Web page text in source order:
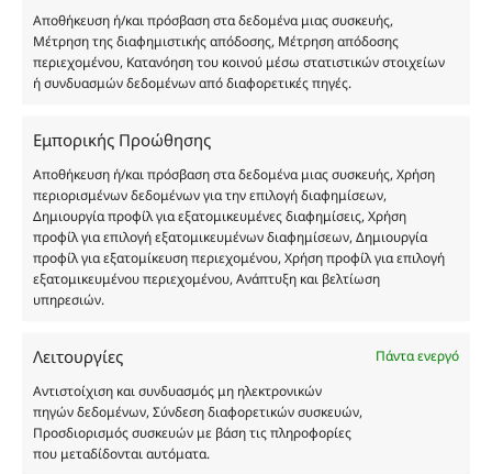
Αποθήκευση ή/και πρόσβαση στα δεδομένα μιας συσκευής,
Μέτρηση της διαφημιστικής απόδοσης, Μέτρηση απόδοσης
περιεχομένου, Κατανόηση του κοινού μέσω στατιστικών στοιχείων
ή συνδυασμών δεδομένων από διαφορετικές πηγές.
Εμπορικής Προώθησης
Αποθήκευση ή/και πρόσβαση στα δεδομένα μιας συσκευής, Χρήση
περιορισμένων δεδομένων για την επιλογή διαφημίσεων,
Δημιουργία προφίλ για εξατομικευμένες διαφημίσεις, Χρήση
προφίλ για επιλογή εξατομικευμένων διαφημίσεων, Δημιουργία
προφίλ για εξατομίκευση περιεχομένου, Χρήση προφίλ για επιλογή
εξατομικευμένου περιεχομένου, Ανάπτυξη και βελτίωση
υπηρεσιών.
Λειτουργίες
Πάντα ενεργό
Αντιστοίχιση και συνδυασμός μη ηλεκτρονικών
πηγών δεδομένων, Σύνδεση διαφορετικών συσκευών,
Προσδιορισμός συσκευών με βάση τις πληροφορίες
που μεταδίδονται αυτόματα.
ονομασίες, οι εικόνες και τα σήματα των
προϊόντων αποτελούν αναφαίρετη και
κατοχυρωμένη εμπορικά ιδιοκτησία των
Δημιουργών-Οίκων. Οι εικόνες ενδέχεται να
Με επιφύλαξη κάθε νόμιμου δικαιώματος.
Eau de parfum
Αγίου Κωνσταντίνου 76
Τηλ. 2314 016010
ΑΦΜ 803285309
ΓΕΜΗ 193802504000